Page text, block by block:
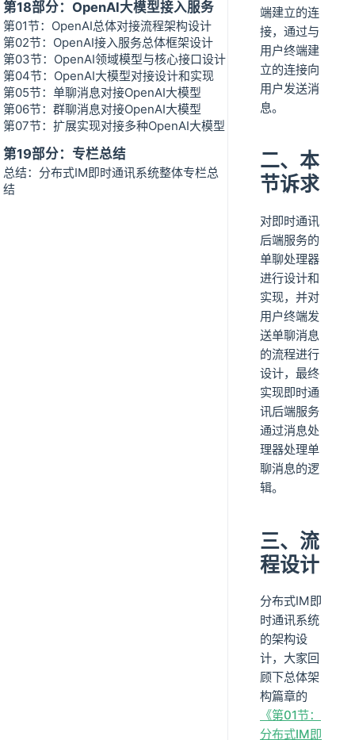
第18部分：OpenAI大模型接入服务
第01节：OpenAI总体对接流程架构设计
第02节：OpenAI接入服务总体框架设计
第03节：OpenAI领域模型与核心接口设计
第04节：OpenAI大模型对接设计和实现
第05节：单聊消息对接OpenAI大模型
第06节：群聊消息对接OpenAI大模型
第07节：扩展实现对接多种OpenAI大模型
第19部分：专栏总结
总结：分布式IM即时通讯系统整体专栏总
结
端建立的连
接，通过与
用户终端建
立的连接向
用户发送消
息。
二、本
节诉求
对即时通讯
后端服务的
单聊处理器
进行设计和
实现，并对
用户终端发
送单聊消息
的流程进行
设计，最终
实现即时通
讯后端服务
通过消息处
理器处理单
聊消息的逻
辑。
三、流
程设计
分布式IM即
时通讯系统
的架构设
计，大家回
顾下总体架
构篇章的
《第01节：
分布式IM即